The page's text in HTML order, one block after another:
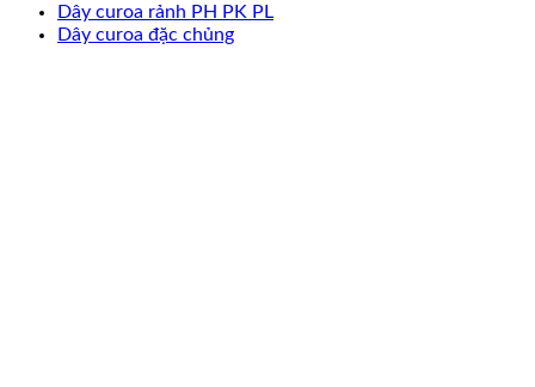
Dây curoa rảnh PH PK PL
Dây curoa đặc chủng